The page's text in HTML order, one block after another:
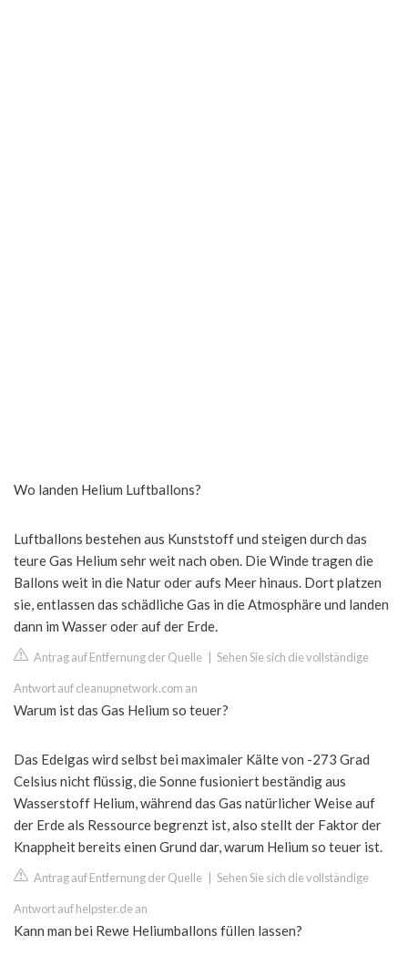
Wo landen Helium Luftballons?
Luftballons bestehen aus Kunststoff und steigen durch das
teure Gas Helium sehr weit nach oben. Die Winde tragen die
Ballons weit in die Natur oder aufs Meer hinaus. Dort platzen
sie, entlassen das schädliche Gas in die Atmosphäre und landen
dann im Wasser oder auf der Erde.
Antrag auf Entfernung der Quelle Sehen Sie sich die vollständige
Antwort auf cleanupnetwork.com an
Warum ist das Gas Helium so teuer?
Das Edelgas wird selbst bei maximaler Kälte von -273 Grad
Celsius nicht flüssig, die Sonne fusioniert beständig aus
Wasserstoff Helium, während das Gas natürlicher Weise auf
der Erde als Ressource begrenzt ist, also stellt der Faktor der
Knappheit bereits einen Grund dar, warum Helium so teuer ist.
Antrag auf Entfernung der Quelle Sehen Sie sich die vollständige
Antwort auf helpster.de an
Kann man bei Rewe Heliumballons füllen lassen?